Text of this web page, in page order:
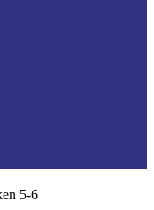
5-6